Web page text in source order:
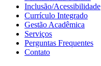
Inclusão/Acessibilidade
Currículo Integrado
Gestão Acadêmica
Serviços
Perguntas Frequentes
Contato